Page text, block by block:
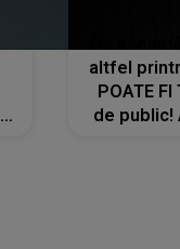
altfel
POATE FI
de public!